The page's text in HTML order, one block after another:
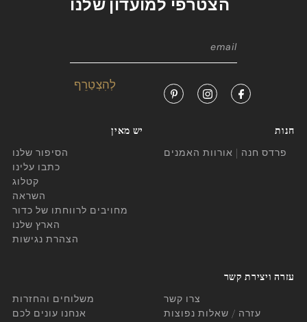
הצטרפי למועדון שלנו
חנות
פרדס חנה | אורוות האמנים
יש מאין
הסיפור שלנו
כתבו עלינו
קטלוג
השראה
מחויבים לרווחתו של כדור
הארץ שלנו
הצהרת נגישות
עזרה ויצירת קשר
צרו קשר
עזרה / שאלות נפוצות
משלוחים והחזרות
אנחנו עונים לכם